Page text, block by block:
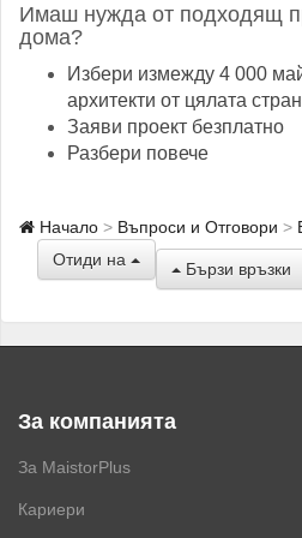
Имаш нужда от подходящ
дома?
Избери измежду 4 000
архитекти от цялата
Заяви проект безплатно
Разбери повече
Начало Въпроси и Отговори
Отиди на
Бързи връзки
За компанията
За MaistorPlus
Кариери